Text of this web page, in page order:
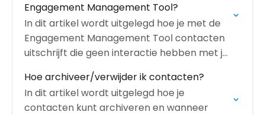
Engagement Management Tool?
In dit artikel wordt uitgelegd hoe je met de
Engagement Management Tool contacten
uitschrijft die geen interactie hebben met je
Hoe archiveer/verwijder ik contacten?
In dit artikel wordt uitgelegd hoe je
contacten kunt archiveren en wanneer